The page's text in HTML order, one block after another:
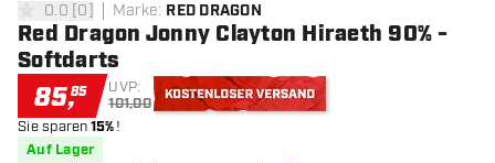
0 Bewertungssterne
0.0 [0] Marke: RED DRAGON
Red Dragon Jonny Clayton Hiraeth 90% -
Softdarts
85,85 UVP:
101,00
Sie sparen15%!
Auf Lager